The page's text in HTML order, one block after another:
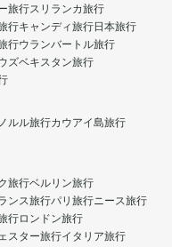
旅行スリランカ旅行
行キャンディ旅行日本旅行
行ウランバートル旅行
ズベキスタン旅行
ルル旅行カウアイ島旅行
旅行ベルリン旅行
ンス旅行パリ旅行ニース旅行
行ロンドン旅行
スター旅行イタリア旅行